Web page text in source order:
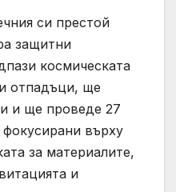
си престой
защитни
космическата
отпадъци, ще
и ще проведе 27
върху
за материалите,
и